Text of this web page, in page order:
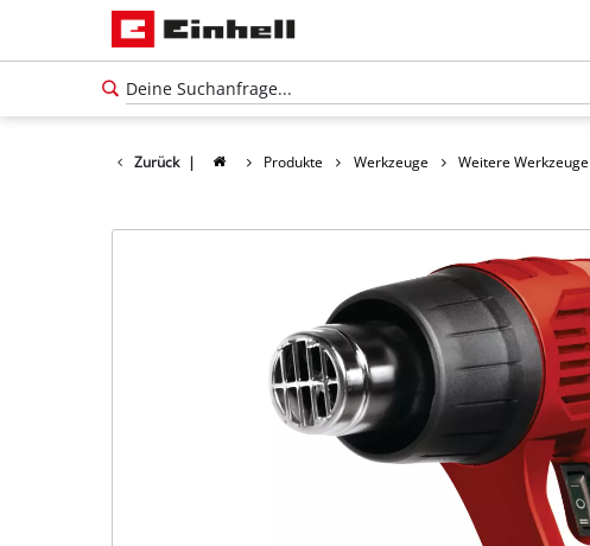
Zurück | Produkte Werkzeuge Weitere Werkzeuge